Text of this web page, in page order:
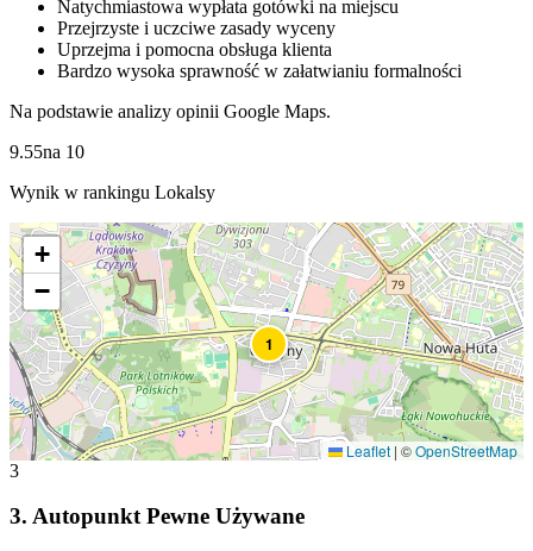
Natychmiastowa wypłata gotówki na miejscu
Przejrzyste i uczciwe zasady wyceny
Uprzejma i pomocna obsługa klienta
Bardzo wysoka sprawność w załatwianiu formalności
Na podstawie analizy opinii Google Maps.
9.55na 10
Wynik w rankingu Lokalsy
1
+
−
Leaflet | ©OpenStreetMap
3
3. Autopunkt Pewne Używane